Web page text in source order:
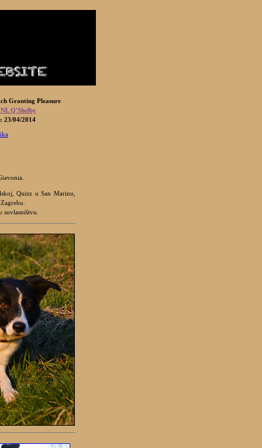
Granting Pleasure
Q'Shelby
23/04/2014
Quizz u San Marinu,
suvlasništvu.